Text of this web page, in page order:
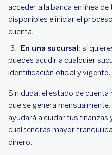
acceder a la banca en línea
disponibles e iniciar el
cuenta.
En una sucursal: si
puedes acudir a cualquier
identificación oficial y
Sin duda, el estado de
que se genera
ayudará a cuidar tus finanzas
cual tendrás mayor
dinero.